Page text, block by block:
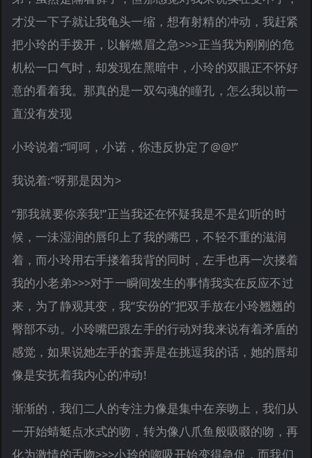
才没一下子就让我龟头一缩，想有射精的冲动，我赶紧
把小玲的手拨开，以解燃眉之急>>>正当我为刚刚的危
机松一口气时，却发现在黑暗中，小玲的双眼正不怀好
意的看着我。那真的是一双勾魂的瞳孔，怎么我以前一
直没有发现
小玲说着:“呵呵，小诺，你违反协定了@@!”
我说着:“呀那是因为>
“那我就要你亲我!”正当我还在怀疑我是不是幻听的时
候，一沬湿润的唇印上了我的嘴巴，不轻不重的滋润
着，而小玲用右手搂着我背的同时，左手也再一次搂着
我的小老弟>>>对于一瞬间发生的事情我实在反应不过
来，为了静观其变，我“安份的”把双手放在小玲翘翘的
臀部不动。小玲嘴巴跟左手的行动对我来说有着矛盾的
感觉，如果说她左手的套弄是在挑逗我的话，她的唇却
像是安抚着我内心的冲动!
渐渐的，我们二人的专注力像是集中在亲吻上，我们从
一开始蜻蜓点水式的吻，转为像八爪鱼般吸啜的吻，再
化为激情的舌吻>>>小玲的唿吸开始变得急促，而我们